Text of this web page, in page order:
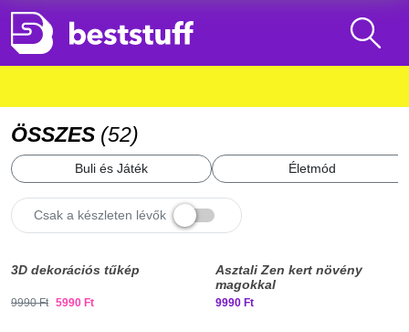
ÖSSZES (52)
Buli és Játék Életmód
Csak a készleten lévők
3D dekorációs tűkép
9990 Ft 5990 Ft
Asztali Zen kert növény
magokkal
9990 Ft